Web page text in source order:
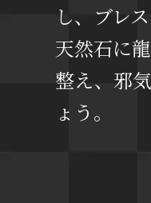
し、ブレ
天然石に
整え、邪
ょう。